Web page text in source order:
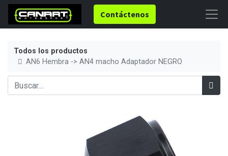
Contáctenos
Todos los productos
AN6 Hembra -> AN4 macho Adaptador NEGRO